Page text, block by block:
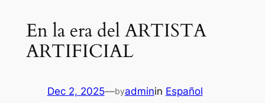
En la era del ARTISTA
ARTIFICIAL
Dec 2, 2025—byadminin Español